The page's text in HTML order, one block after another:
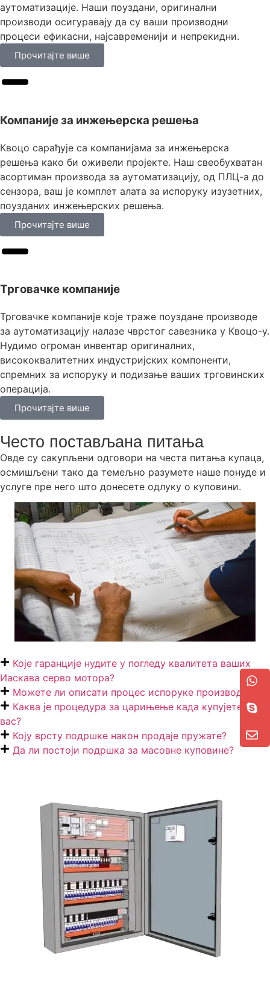
аутоматизације. Наши поуздани, оригинални
производи осигуравају да су ваши производни
процеси ефикасни, најсавременији и непрекидни.
Прочитајте више
Компаније за инжењерска решења
Квоцо сарађује са компанијама за инжењерска
решења како би оживели пројекте. Наш свеобухватан
асортиман производа за аутоматизацију, од ПЛЦ-а до
сензора, ваш је комплет алата за испоруку изузетних,
поузданих инжењерских решења.
Прочитајте више
Трговачке компаније
Трговачке компаније које траже поуздане производе
за аутоматизацију налазе чврстог савезника у Квоцо-у.
Нудимо огроман инвентар оригиналних,
висококвалитетних индустријских компоненти,
спремних за испоруку и подизање ваших трговинских
операција.
Прочитајте више
Често постављана питања
Овде су сакупљени одговори на честа питања купаца,
осмишљени тако да темељно разумете наше понуде и
услуге пре него што донесете одлуку о куповини.
Које гаранције нудите у погледу квалитета ваших
Иаскава серво мотора?
Можете ли описати процес испоруке производа?
Каква је процедура за царињење када купујете од
вас?
Коју врсту подршке након продаје пружате?
Да ли постоји подршка за масовне куповине?